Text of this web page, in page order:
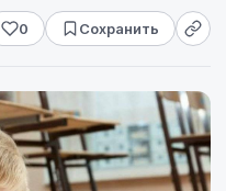
0 Сохранить